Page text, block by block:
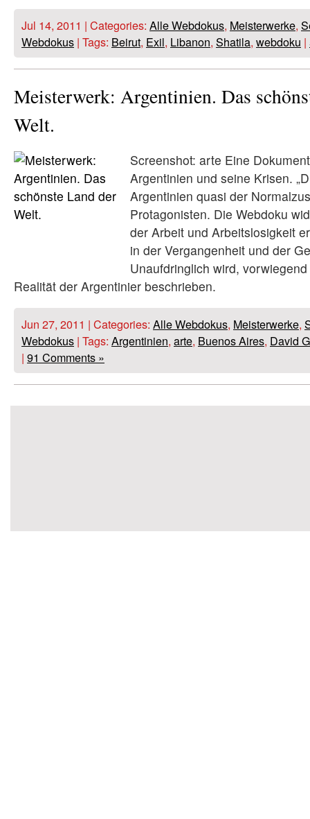
Jul 14, 2011 | Categories: Alle Webdokus, Meisterwerke,
Webdokus | Tags: Beirut, Exil, Libanon, Shatila, webdoku |
Meisterwerk: Argentinien. Das
Welt.
Screenshot: arte Eine
Argentinien und seine Krisen.
Argentinien quasi der
Protagonisten. Die Webdoku
der Arbeit und Arbeitslosigkeit
in der Vergangenheit und der
Unaufdringlich wird,
Realität der Argentinier beschrieben.
Jun 27, 2011 | Categories: Alle Webdokus, Meisterwerke,
Webdokus | Tags: Argentinien, arte, Buenos Aires, David
| 91 Comments »